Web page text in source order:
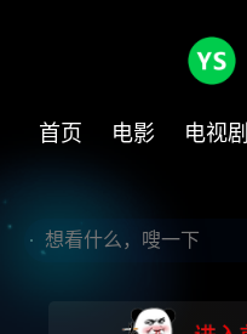
首页 电影 电视剧